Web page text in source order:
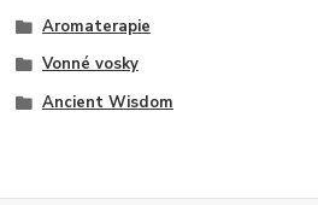
Aromaterapie
Vonné vosky
Ancient Wisdom